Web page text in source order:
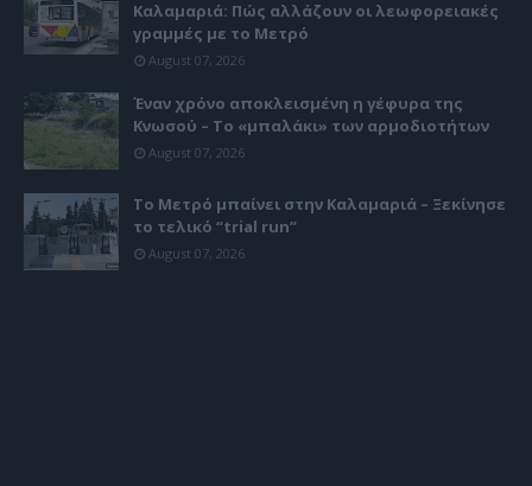
Καλαμαριά: Πώς αλλάζουν οι λεωφορειακές
γραμμές με το Μετρό
August 07, 2026
Έναν χρόνο αποκλεισμένη η γέφυρα της
Κνωσού – Το «μπαλάκι» των αρμοδιοτήτων
August 07, 2026
Το Μετρό μπαίνει στην Καλαμαριά – Ξεκίνησε
το τελικό “trial run”
August 07, 2026